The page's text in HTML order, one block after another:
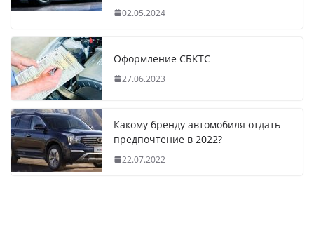
02.05.2024
Оформление СБКТС
27.06.2023
Какому бренду автомобиля отдать
предпочтение в 2022?
22.07.2022